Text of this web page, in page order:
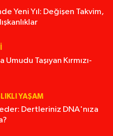
Yeni Yıl: Değişen Takvim,
Umudu Taşıyan Kırmızı-
YAŞAM
Dertleriniz DNA'nıza